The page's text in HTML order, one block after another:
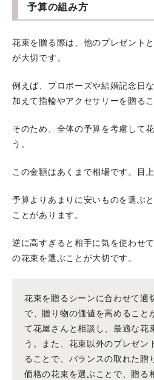
予算の組み方
花束を贈る際は、他のプレゼント
が大切です。
例えば、プロポーズや結婚記念日
加えて指輪やアクセサリーを贈る
そのため、全体の予算を考慮して
う。
この金額はあくまで相場です。目
予算よりあまりに安いものを選ぶ
ことがあります。
逆に高すぎると相手に気を使わせ
の花束を選ぶことが大切です。
花束を贈るシーンに合わせて適
で、贈り物の価値を高めること
て花屋さんと相談し、最適な花
う。また、花束以外のプレゼン
ることで、バランスの取れた贈
価格の花束を選ぶことで、贈る